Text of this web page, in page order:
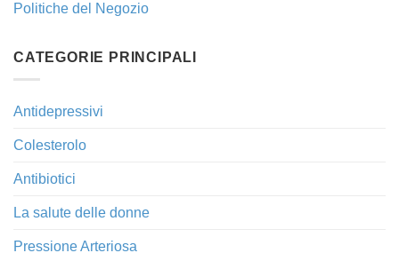
Politiche del Negozio
CATEGORIE PRINCIPALI
Antidepressivi
Colesterolo
Antibiotici
La salute delle donne
Pressione Arteriosa